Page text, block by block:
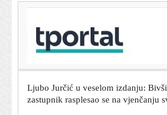
Manjak vode u Dunavu: Bukurešt
mjere štednje
zastupnik rasplesao se na vjenčanju